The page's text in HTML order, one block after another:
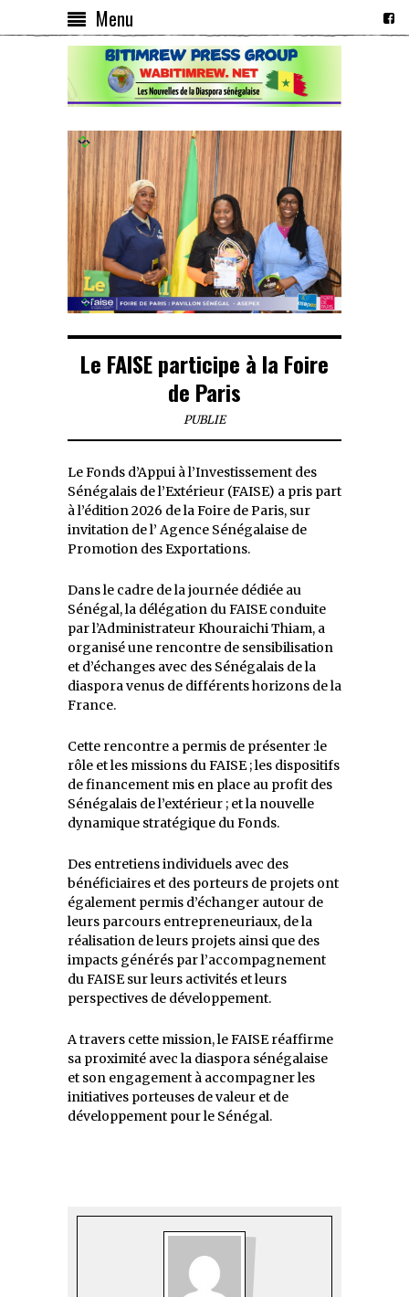
Menu
Le FAISE participe à la Foire
de Paris
PUBLIE
Le Fonds d’Appui à l’Investissement des
Sénégalais de l’Extérieur (FAISE) a pris part
à l’édition 2026 de la Foire de Paris, sur
invitation de l’ Agence Sénégalaise de
Promotion des Exportations.
Dans le cadre de la journée dédiée au
Sénégal, la délégation du FAISE conduite
par l’Administrateur Khouraichi Thiam, a
organisé une rencontre de sensibilisation
et d’échanges avec des Sénégalais de la
diaspora venus de différents horizons de la
France.
Cette rencontre a permis de présenter :le
rôle et les missions du FAISE ; les dispositifs
de financement mis en place au profit des
Sénégalais de l’extérieur ; et la nouvelle
dynamique stratégique du Fonds.
Des entretiens individuels avec des
bénéficiaires et des porteurs de projets ont
également permis d’échanger autour de
leurs parcours entrepreneuriaux, de la
réalisation de leurs projets ainsi que des
impacts générés par l’accompagnement
du FAISE sur leurs activités et leurs
perspectives de développement.
A travers cette mission, le FAISE réaffirme
sa proximité avec la diaspora sénégalaise
et son engagement à accompagner les
initiatives porteuses de valeur et de
développement pour le Sénégal.